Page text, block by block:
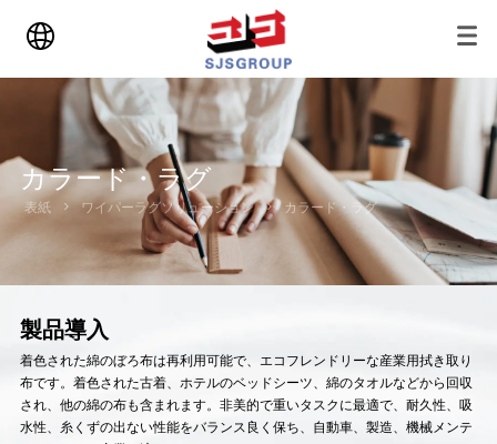
カラード・ラグ
表紙 > ワイパーラグソリューション > カラード・ラグ
製品導入
着色された綿のぼろ布は再利用可能で、エコフレンドリーな産業用拭き取り
布です。着色された古着、ホテルのベッドシーツ、綿のタオルなどから回収
され、他の綿の布も含まれます。非美的で重いタスクに最適で、耐久性、吸
水性、糸くずの出ない性能をバランス良く保ち、自動車、製造、機械メンテ